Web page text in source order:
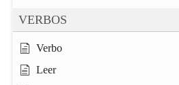
VERBOS
Verbo
Leer